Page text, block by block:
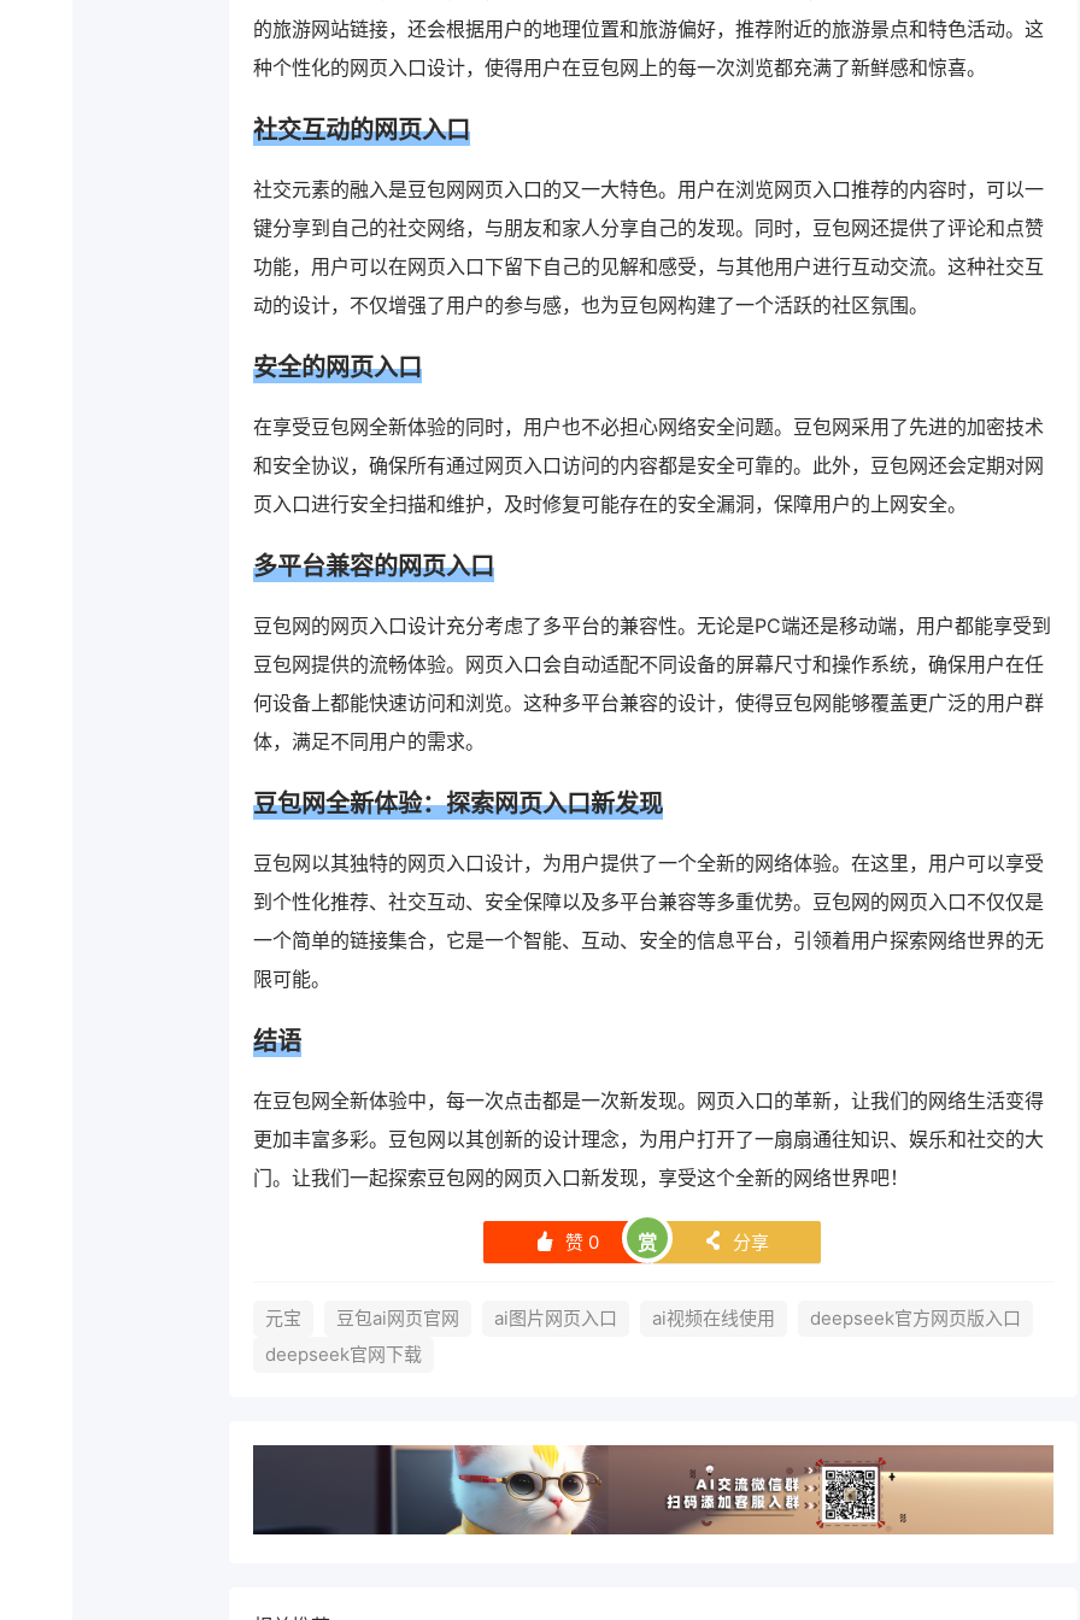
的旅游网站链接，还会根据用户的地理位置和旅游偏好，推荐附近的旅游景点和特色活动。这
种个性化的网页入口设计，使得用户在豆包网上的每一次浏览都充满了新鲜感和惊喜。
社交互动的网页入口
社交元素的融入是豆包网网页入口的又一大特色。用户在浏览网页入口推荐的内容时，可以一
键分享到自己的社交网络，与朋友和家人分享自己的发现。同时，豆包网还提供了评论和点赞
功能，用户可以在网页入口下留下自己的见解和感受，与其他用户进行互动交流。这种社交互
动的设计，不仅增强了用户的参与感，也为豆包网构建了一个活跃的社区氛围。
安全的网页入口
在享受豆包网全新体验的同时，用户也不必担心网络安全问题。豆包网采用了先进的加密技术
和安全协议，确保所有通过网页入口访问的内容都是安全可靠的。此外，豆包网还会定期对网
页入口进行安全扫描和维护，及时修复可能存在的安全漏洞，保障用户的上网安全。
多平台兼容的网页入口
豆包网的网页入口设计充分考虑了多平台的兼容性。无论是PC端还是移动端，用户都能享受到
豆包网提供的流畅体验。网页入口会自动适配不同设备的屏幕尺寸和操作系统，确保用户在任
何设备上都能快速访问和浏览。这种多平台兼容的设计，使得豆包网能够覆盖更广泛的用户群
体，满足不同用户的需求。
豆包网全新体验：探索网页入口新发现
豆包网以其独特的网页入口设计，为用户提供了一个全新的网络体验。在这里，用户可以享受
到个性化推荐、社交互动、安全保障以及多平台兼容等多重优势。豆包网的网页入口不仅仅是
一个简单的链接集合，它是一个智能、互动、安全的信息平台，引领着用户探索网络世界的无
限可能。
结语
在豆包网全新体验中，每一次点击都是一次新发现。网页入口的革新，让我们的网络生活变得
更加丰富多彩。豆包网以其创新的设计理念，为用户打开了一扇扇通往知识、娱乐和社交的大
门。让我们一起探索豆包网的网页入口新发现，享受这个全新的网络世界吧！
󰄼 赞 0 赏 󰄯 分享
元宝 豆包ai网页官网 ai图片网页入口 ai视频在线使用
deepseek官方网页版入口
deepseek官网下载